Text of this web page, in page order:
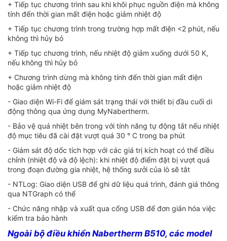
+ Tiếp tục chương trình sau khi khôi phục nguồn điện mà không
tính đến thời gian mất điện hoặc giảm nhiệt độ
+ Tiếp tục chương trình trong trường hợp mất điện <2 phút, nếu
không thì hủy bỏ
+ Tiếp tục chương trình, nếu nhiệt độ giảm xuống dưới 50 K,
nếu không thì hủy bỏ
+ Chương trình dừng mà không tính đến thời gian mất điện
hoặc giảm nhiệt độ
- Giao diện Wi-Fi để giám sát trạng thái với thiết bị đầu cuối di
động thông qua ứng dụng MyNabertherm.
- Bảo vệ quá nhiệt bên trong với tính năng tự động tắt nếu nhiệt
độ mục tiêu đã cài đặt vượt quá 30 ° C trong ba phút
- Giám sát độ dốc tích hợp với các giá trị kích hoạt có thể điều
chỉnh (nhiệt độ và độ lệch): khi nhiệt độ điểm đặt bị vượt quá
trong đoạn đường gia nhiệt, hệ thống sưởi của lò sẽ tắt
- NTLog: Giao diện USB để ghi dữ liệu quá trình, đánh giá thông
qua NTGraph có thể
- Chức năng nhập và xuất qua cổng USB để đơn giản hóa việc
kiểm tra bảo hành
Ngoài bộ điều khiển Nabertherm B510, các model